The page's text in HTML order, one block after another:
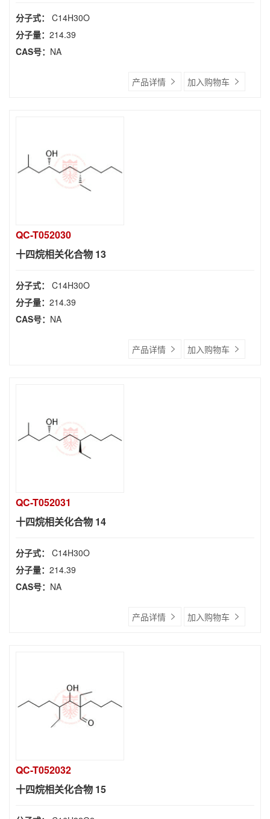
分子式： C14H30O
分子量： 214.39
CAS号： NA
产品详情 加入购物车
QC-T052030
十四烷相关化合物 13
分子式： C14H30O
分子量： 214.39
CAS号： NA
产品详情 加入购物车
QC-T052031
十四烷相关化合物 14
分子式： C14H30O
分子量： 214.39
CAS号： NA
产品详情 加入购物车
QC-T052032
十四烷相关化合物 15